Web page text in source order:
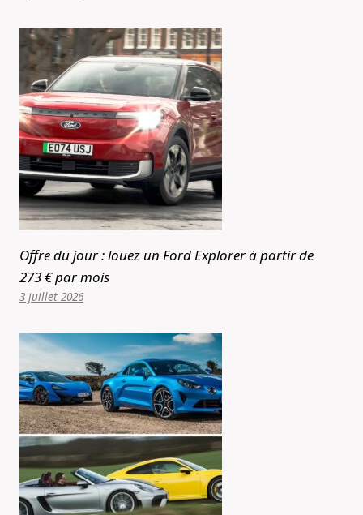
Offre du jour : louez un Ford Explorer à partir de
273 € par mois
3 juillet 2026